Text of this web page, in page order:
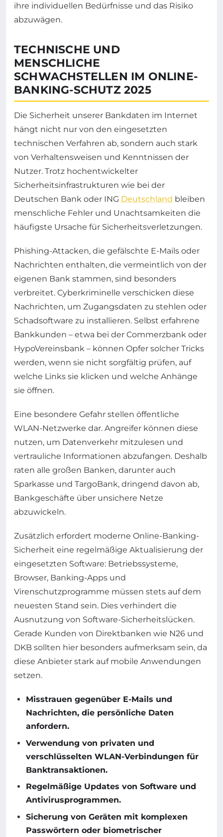
ihre individuellen Bedürfnisse und das Risiko
abzuwägen.
TECHNISCHE UND
MENSCHLICHE
SCHWACHSTELLEN IM ONLINE-
BANKING-SCHUTZ 2025
Die Sicherheit unserer Bankdaten im Internet
hängt nicht nur von den eingesetzten
technischen Verfahren ab, sondern auch stark
von Verhaltensweisen und Kenntnissen der
Nutzer. Trotz hochentwickelter
Sicherheitsinfrastrukturen wie bei der
Deutschen Bank oder ING Deutschland bleiben
menschliche Fehler und Unachtsamkeiten die
häufigste Ursache für Sicherheitsverletzungen.
Phishing-Attacken, die gefälschte E-Mails oder
Nachrichten enthalten, die vermeintlich von der
eigenen Bank stammen, sind besonders
verbreitet. Cyberkriminelle verschicken diese
Nachrichten, um Zugangsdaten zu stehlen oder
Schadsoftware zu installieren. Selbst erfahrene
Bankkunden – etwa bei der Commerzbank oder
HypoVereinsbank – können Opfer solcher Tricks
werden, wenn sie nicht sorgfältig prüfen, auf
welche Links sie klicken und welche Anhänge
sie öffnen.
Eine besondere Gefahr stellen öffentliche
WLAN-Netzwerke dar. Angreifer können diese
nutzen, um Datenverkehr mitzulesen und
vertrauliche Informationen abzufangen. Deshalb
raten alle großen Banken, darunter auch
Sparkasse und TargoBank, dringend davon ab,
Bankgeschäfte über unsichere Netze
abzuwickeln.
Zusätzlich erfordert moderne Online-Banking-
Sicherheit eine regelmäßige Aktualisierung der
eingesetzten Software: Betriebssysteme,
Browser, Banking-Apps und
Virenschutzprogramme müssen stets auf dem
neuesten Stand sein. Dies verhindert die
Ausnutzung von Software-Sicherheitslücken.
Gerade Kunden von Direktbanken wie N26 und
DKB sollten hier besonders aufmerksam sein, da
diese Anbieter stark auf mobile Anwendungen
setzen.
Misstrauen gegenüber E-Mails und
Nachrichten, die persönliche Daten
anfordern.
Verwendung von privaten und
verschlüsselten WLAN-Verbindungen für
Banktransaktionen.
Regelmäßige Updates von Software und
Antivirusprogrammen.
Sicherung von Geräten mit komplexen
Passwörtern oder biometrischer